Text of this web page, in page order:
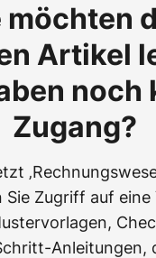
möchten
Artikel
noch
Zugang?
Sie Zugriff auf eine
Anleitungen,